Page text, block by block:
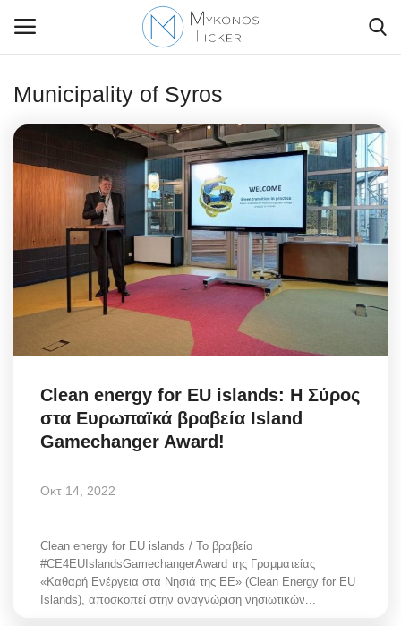
Politique
Business
Travel
Greece
Mykonos
Mykonos Ticker TV
Municipality of Syros
Clean energy for EU islands: Η Σύρος
στα Ευρωπαϊκά βραβεία Island
Gamechanger Award!
Οκτ 14, 2022
Clean energy for EU islands / Το βραβείο
#CE4EUIslandsGamechangerAward της Γραμματείας
«Καθαρή Ενέργεια στα Νησιά της ΕΕ» (Clean Energy for EU
Islands), αποσκοπεί στην αναγνώριση νησιωτικών...